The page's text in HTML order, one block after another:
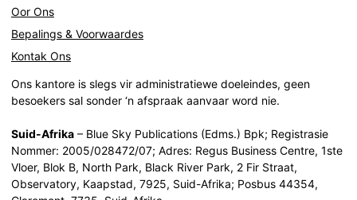
Oor Ons
Bepalings & Voorwaardes
Kontak Ons
Ons kantore is slegs vir administratiewe doeleindes, geen
besoekers sal sonder ‘n afspraak aanvaar word nie.
Suid-Afrika – Blue Sky Publications (Edms.) Bpk; Registrasie
Nommer: 2005/028472/07; Adres: Regus Business Centre, 1ste
Vloer, Blok B, North Park, Black River Park, 2 Fir Straat,
Observatory, Kaapstad, 7925, Suid-Afrika; Posbus 44354,